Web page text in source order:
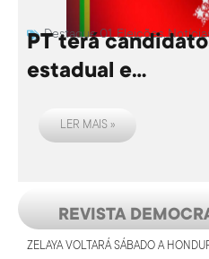
Destaque 01,Eleições,
PT terá
estadual e...
LER MAIS »
REVISTA
ZELAYA VOLTARÁ SÁBADO A